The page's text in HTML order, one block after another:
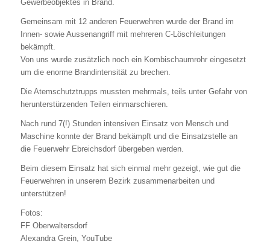
Gewerbeobjektes in Brand.
Gemeinsam mit 12 anderen Feuerwehren wurde der Brand im
Innen- sowie Aussenangriff mit mehreren C-Löschleitungen
bekämpft.
Von uns wurde zusätzlich noch ein Kombischaumrohr eingesetzt
um die enorme Brandintensität zu brechen.
Die Atemschutztrupps mussten mehrmals, teils unter Gefahr von
herunterstürzenden Teilen einmarschieren.
Nach rund 7(!) Stunden intensiven Einsatz von Mensch und
Maschine konnte der Brand bekämpft und die Einsatzstelle an
die Feuerwehr Ebreichsdorf übergeben werden.
Beim diesem Einsatz hat sich einmal mehr gezeigt, wie gut die
Feuerwehren in unserem Bezirk zusammenarbeiten und
unterstützen!
Fotos:
FF Oberwaltersdorf
Alexandra Grein, YouTube